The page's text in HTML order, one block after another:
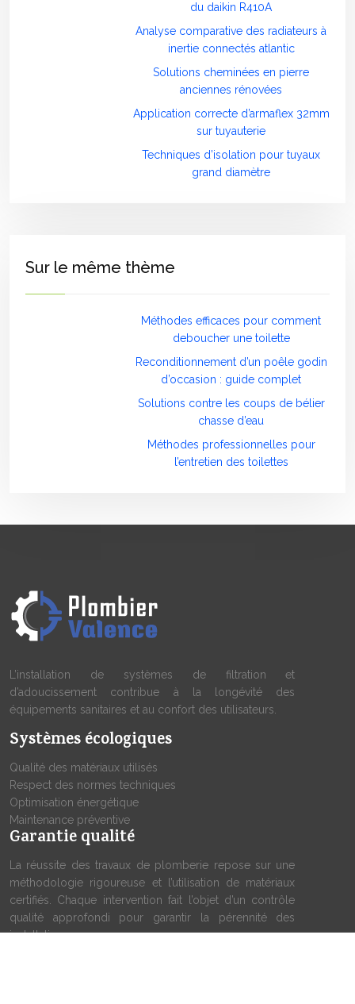
du daikin R410A
Analyse comparative des radiateurs à
inertie connectés atlantic
Solutions cheminées en pierre
anciennes rénovées
Application correcte d’armaflex 32mm
sur tuyauterie
Techniques d’isolation pour tuyaux
grand diamètre
Sur le même thème
Méthodes efficaces pour comment
deboucher une toilette
Reconditionnement d’un poêle godin
d’occasion : guide complet
Solutions contre les coups de bélier
chasse d’eau
Méthodes professionnelles pour
l’entretien des toilettes
L’installation de systèmes de filtration et
d’adoucissement contribue à la longévité des
équipements sanitaires et au confort des utilisateurs.
Systèmes écologiques
Qualité des matériaux utilisés
Respect des normes techniques
Optimisation énergétique
Maintenance préventive
Garantie qualité
La réussite des travaux de plomberie repose sur une
méthodologie rigoureuse et l’utilisation de matériaux
certifiés. Chaque intervention fait l’objet d’un contrôle
qualité approfondi pour garantir la pérennité des
installations.